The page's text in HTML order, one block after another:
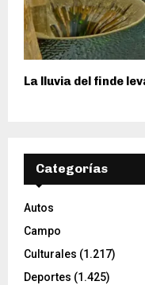
La lluvia del finde
Categorías
Autos
Campo
Culturales (1.217)
Deportes (1.425)